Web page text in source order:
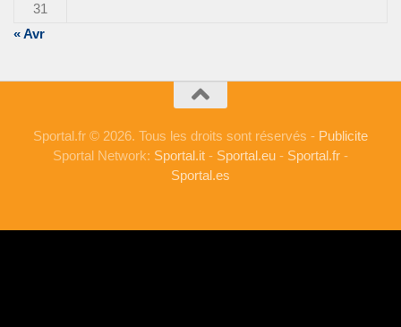
31
« Avr
Sportal.fr © 2026. Tous les droits sont réservés - Publicite
Sportal Network: Sportal.it - Sportal.eu - Sportal.fr -
Sportal.es